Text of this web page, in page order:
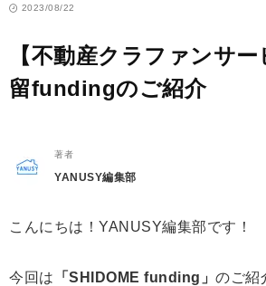
2023/08/22
【不動産クラファンサ
留fundingのご紹介
著者
YANUSY編集部
こんにちは！YANUSY編集部です！
今回は 「SHIDOME funding」 のご紹